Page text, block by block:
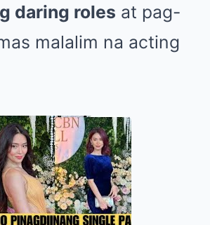
daring roles at pag-
malalim na acting